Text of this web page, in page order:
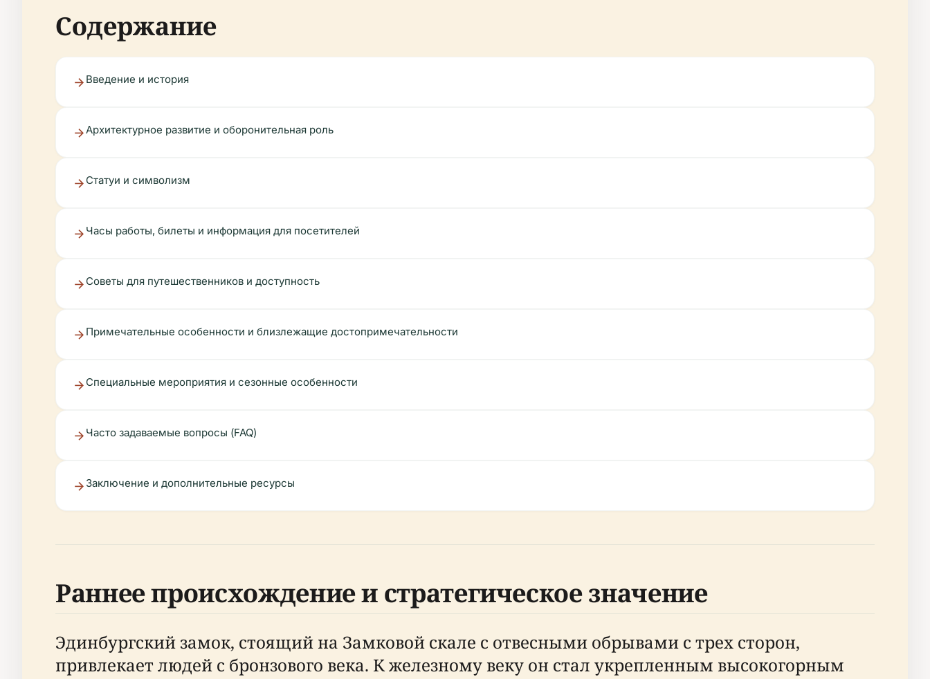
Содержание
Введение и история
Архитектурное развитие и оборонительная роль
Статуи и символизм
Часы работы, билеты и информация для посетителей
Советы для путешественников и доступность
Примечательные особенности и близлежащие достопримечательности
Специальные мероприятия и сезонные особенности
Часто задаваемые вопросы (FAQ)
Заключение и дополнительные ресурсы
Раннее происхождение и стратегическое значение
Эдинбургский замок, стоящий на Замковой скале с отвесными обрывами с трех сторон,
привлекает людей с бронзового века. К железному веку он стал укрепленным высокогорным